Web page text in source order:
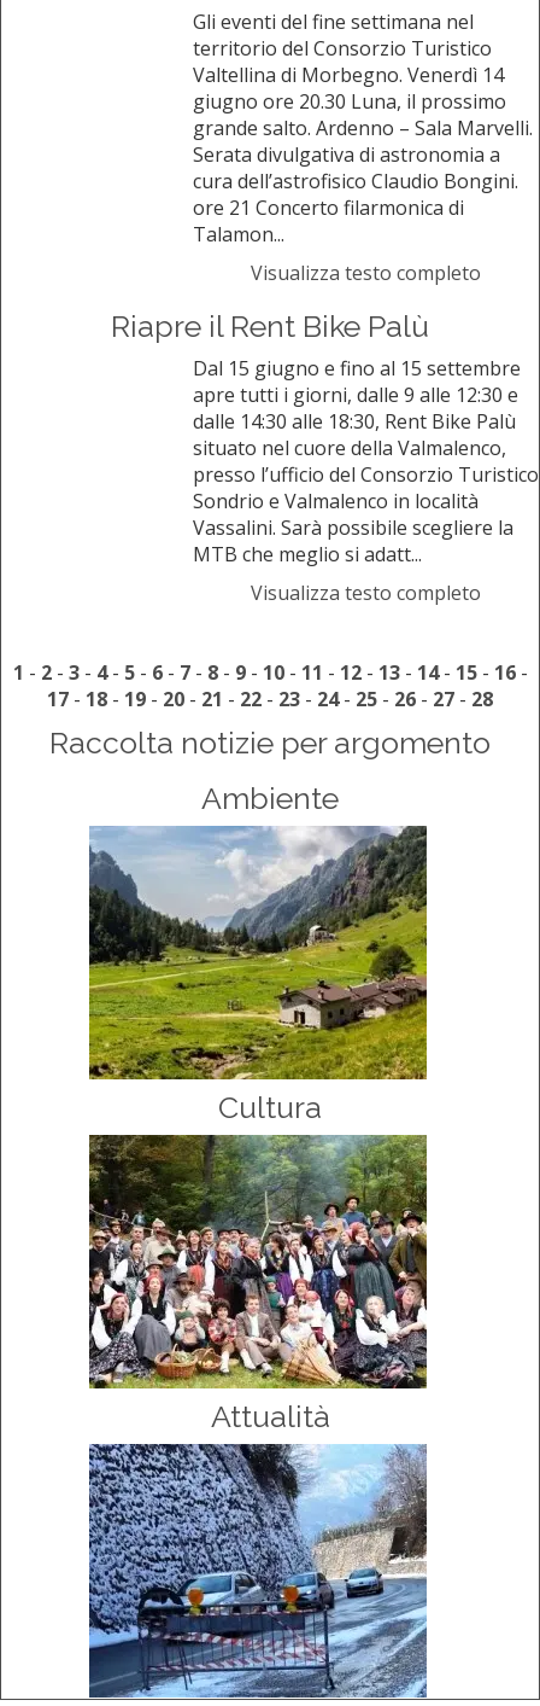
Gli eventi del fine settimana nel
territorio del Consorzio Turistico
Valtellina di Morbegno. Venerdì 14
giugno ore 20.30 Luna, il prossimo
grande salto. Ardenno – Sala Marvelli.
Serata divulgativa di astronomia a
cura dell’astrofisico Claudio Bongini.
ore 21 Concerto filarmonica di
Talamon...
Visualizza testo completo
Riapre il Rent Bike Palù
Dal 15 giugno e fino al 15 settembre
apre tutti i giorni, dalle 9 alle 12:30 e
dalle 14:30 alle 18:30, Rent Bike Palù
situato nel cuore della Valmalenco,
presso l’ufficio del Consorzio Turistico
Sondrio e Valmalenco in località
Vassalini. Sarà possibile scegliere la
MTB che meglio si adatt...
Visualizza testo completo
1 - 2- 3- 4- 5- 6- 7- 8- 9- 10- 11 - 12- 13- 14- 15- 16-
17 - 18 - 19 - 20 - 21 - 22 - 23 - 24- 25 - 26 - 27 - 28
Raccolta notizie per argomento
Ambiente
Cultura
Attualità